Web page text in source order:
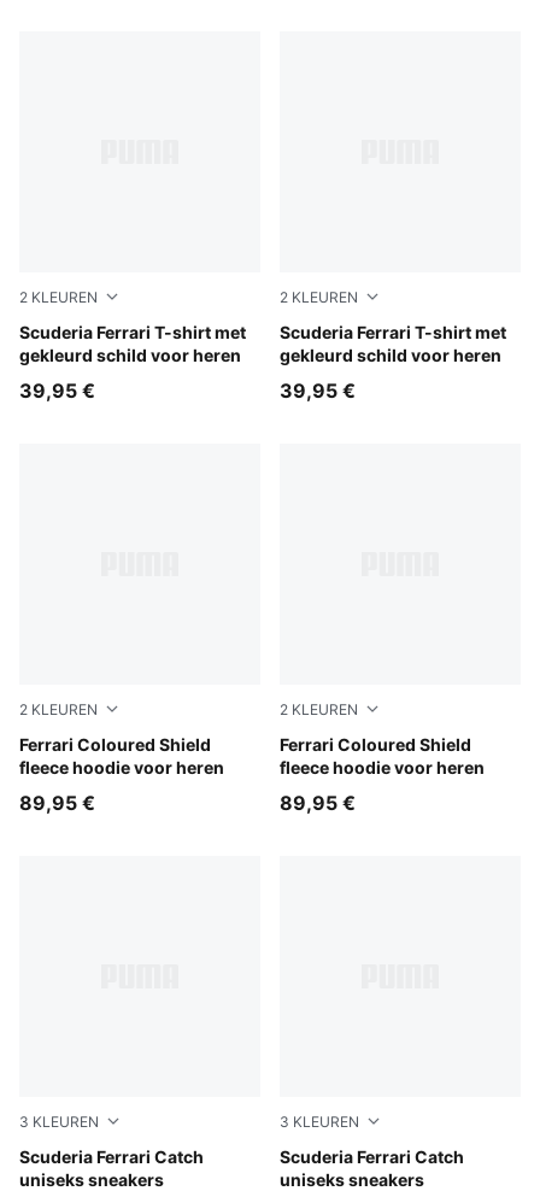
2 KLEUREN
Scuderia Ferrari T-shirt met
gekleurd schild voor heren
Rosso Corsa
39,95 €
2 KLEUREN
Scuderia Ferrari T-shirt met
gekleurd schild voor heren
Puma Black
39,95 €
2 KLEUREN
Ferrari Coloured Shield
fleece hoodie voor heren
Rosso Corsa
89,95 €
2 KLEUREN
Ferrari Coloured Shield
fleece hoodie voor heren
Puma Black
89,95 €
3 KLEUREN
Scuderia Ferrari Catch
uniseks sneakers
PUMA White-PUMA White-Rosso Corsa
3 KLEUREN
Scuderia Ferrari Catch
uniseks sneakers
PUMA Black-PUMA White